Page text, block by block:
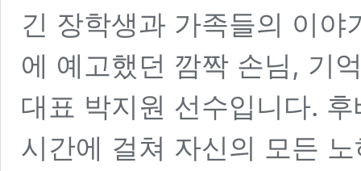
긴 장학생과 가족들의 이야
에 예고했던 깜짝 손님, 기
대표 박지원 선수입니다.
시간에 걸쳐 자신의 모든